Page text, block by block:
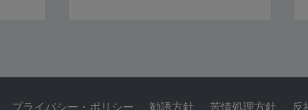
プライバシー・ポリシー 勧誘方針 苦情処理方針 反